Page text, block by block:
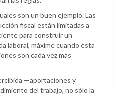
son un buen ejemplo. Las
fiscal están limitadas a
para construir un
laboral, máxime cuando ésta
son cada vez más
—aportaciones y
del trabajo, no sólo la